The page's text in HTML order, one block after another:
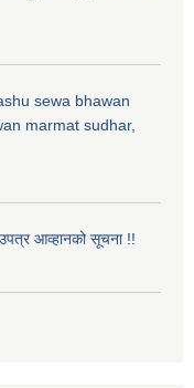
sewa bhawan
marmat sudhar,
आव्हानको सूचना !!